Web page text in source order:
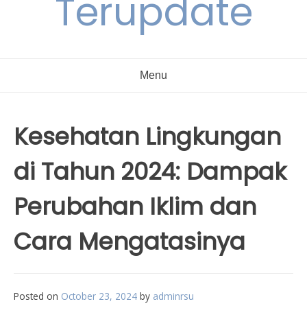
Terupdate
Menu
Kesehatan Lingkungan
di Tahun 2024: Dampak
Perubahan Iklim dan
Cara Mengatasinya
Posted on October 23, 2024 by adminrsu